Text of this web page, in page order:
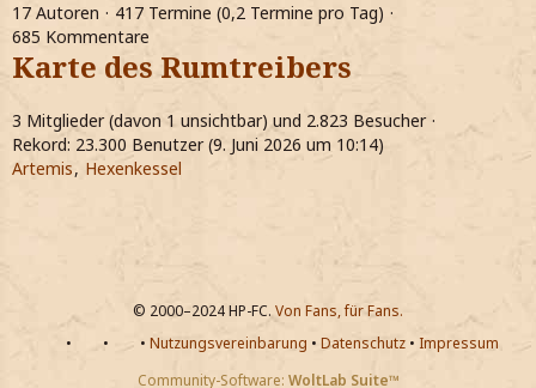
17 Autoren
417 Termine (0,2 Termine pro Tag)
685 Kommentare
Karte des Rumtreibers
3 Mitglieder (davon 1 unsichtbar) und 2.823 Besucher
Rekord: 23.300 Benutzer (9. Juni 2026 um 10:14)
Artemis
Hexenkessel
© 2000–2024 HP-FC. Von Fans, für Fans.
•
• • Nutzungsvereinbarung • Datenschutz• Impressum
Community-Software: WoltLab Suite™